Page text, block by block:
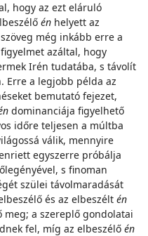
hogy az ezt eláruló
én helyett az
még inkább erre a
azáltal, hogy
Irén tudatába, s távolít
Erre a legjobb példa az
bemutató fejezet,
dominanciája figyelhető
időre teljesen a múltba
válik, mennyire
egyszerre próbálja
s finoman
szülei távolmaradását
és az elbeszélt én
meg; a szereplő gondolatai
fel, míg az elbeszélő én